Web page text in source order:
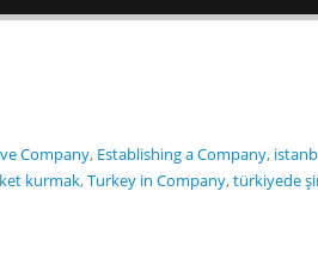
Company, Establishing a Company,
kurmak,Turkey in Company,türkiyede